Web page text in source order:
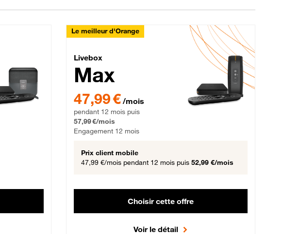
€ par mois, Engagement 12 mois
Le meilleur d'Orange
Livebox Max Fibre
Livebox
Max
47,99 € par mois pendant 12 mois puis 57,99 € par mois,
47,99 € /mois
pendant 12 mois puis
57,99 €/mois
Engagement 12 mois
Prix client mobile
47,99 €/mois pendant 12 mois puis 52,99 €/mois
Choisir cette offre
Voir le détail